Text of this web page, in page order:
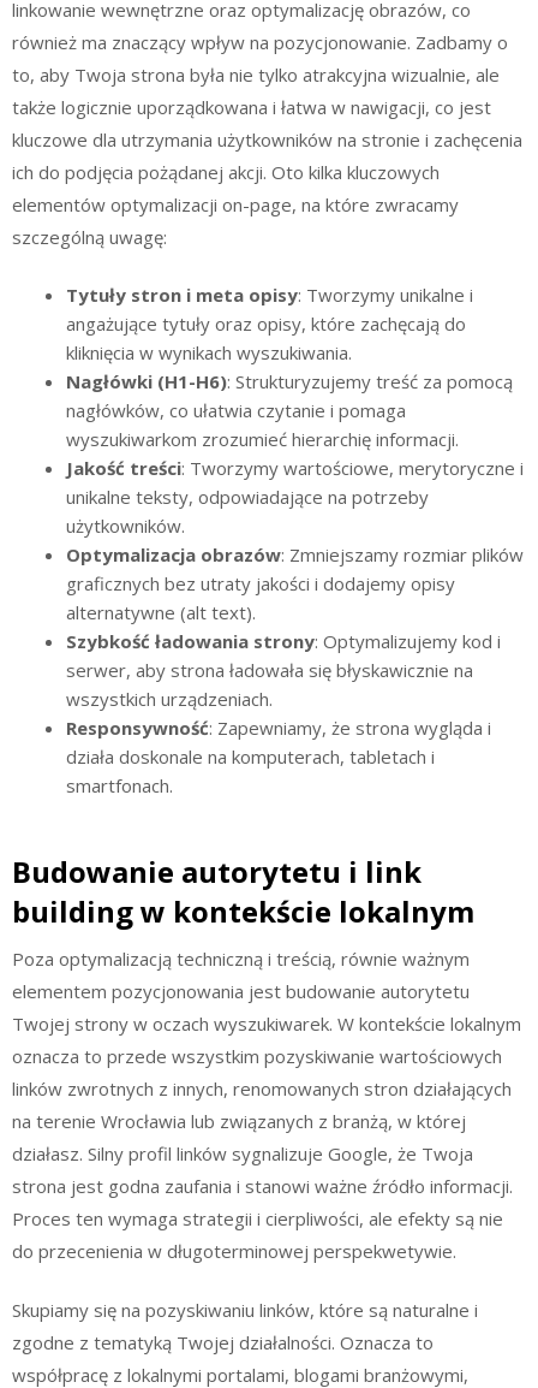
linkowanie wewnętrzne oraz optymalizację obrazów, co
również ma znaczący wpływ na pozycjonowanie. Zadbamy o
to, aby Twoja strona była nie tylko atrakcyjna wizualnie, ale
także logicznie uporządkowana i łatwa w nawigacji, co jest
kluczowe dla utrzymania użytkowników na stronie i zachęcenia
ich do podjęcia pożądanej akcji. Oto kilka kluczowych
elementów optymalizacji on-page, na które zwracamy
szczególną uwagę:
Tytuły stron i meta opisy: Tworzymy unikalne i
angażujące tytuły oraz opisy, które zachęcają do
kliknięcia w wynikach wyszukiwania.
Nagłówki (H1-H6): Strukturyzujemy treść za pomocą
nagłówków, co ułatwia czytanie i pomaga
wyszukiwarkom zrozumieć hierarchię informacji.
Jakość treści: Tworzymy wartościowe, merytoryczne i
unikalne teksty, odpowiadające na potrzeby
użytkowników.
Optymalizacja obrazów: Zmniejszamy rozmiar plików
graficznych bez utraty jakości i dodajemy opisy
alternatywne (alt text).
Szybkość ładowania strony: Optymalizujemy kod i
serwer, aby strona ładowała się błyskawicznie na
wszystkich urządzeniach.
Responsywność: Zapewniamy, że strona wygląda i
działa doskonale na komputerach, tabletach i
smartfonach.
Budowanie autorytetu i link
building w kontekście lokalnym
Poza optymalizacją techniczną i treścią, równie ważnym
elementem pozycjonowania jest budowanie autorytetu
Twojej strony w oczach wyszukiwarek. W kontekście lokalnym
oznacza to przede wszystkim pozyskiwanie wartościowych
linków zwrotnych z innych, renomowanych stron działających
na terenie Wrocławia lub związanych z branżą, w której
działasz. Silny profil linków sygnalizuje Google, że Twoja
strona jest godna zaufania i stanowi ważne źródło informacji.
Proces ten wymaga strategii i cierpliwości, ale efekty są nie
do przecenienia w długoterminowej perspekwetywie.
Skupiamy się na pozyskiwaniu linków, które są naturalne i
zgodne z tematyką Twojej działalności. Oznacza to
współpracę z lokalnymi portalami, blogami branżowymi,